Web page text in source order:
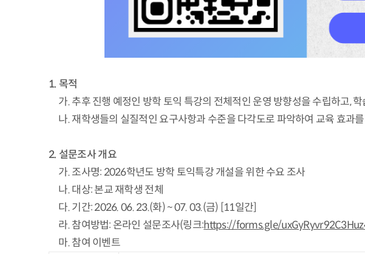
1. 목적
가. 추후 진행 예정인 방학 토익 특강의 전체적인 운영 방향성을 수립하고,
나. 재학생들의 실질적인 요구사항과 수준을 다각도로 파악하여 교육 효과
2. 설문조사 개요
가. 조사명: 2026학년도 방학 토익특강 개설을 위한 수요 조사
나. 대상: 본교 재학생 전체
다. 기간: 2026. 06. 23.(화) ~ 07. 03.(금) [11일간]
라. 참여방법: 온라인 설문조사(링크:https://forms.gle/
마. 참여 이벤트